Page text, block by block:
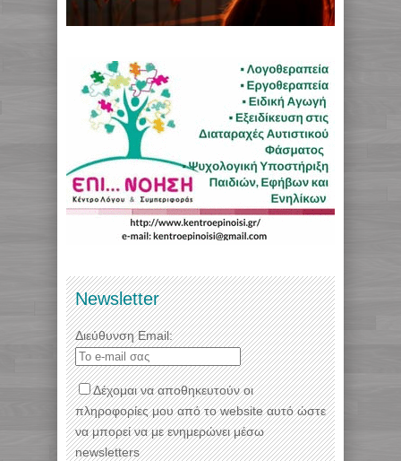
Newsletter
Διεύθυνση Email:
Δέχομαι να αποθηκευτούν οι
πληροφορίες μου από το website αυτό ώστε
να μπορεί να με ενημερώνει μέσω
newsletters